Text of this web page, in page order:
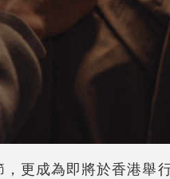
更成為即將於香港舉